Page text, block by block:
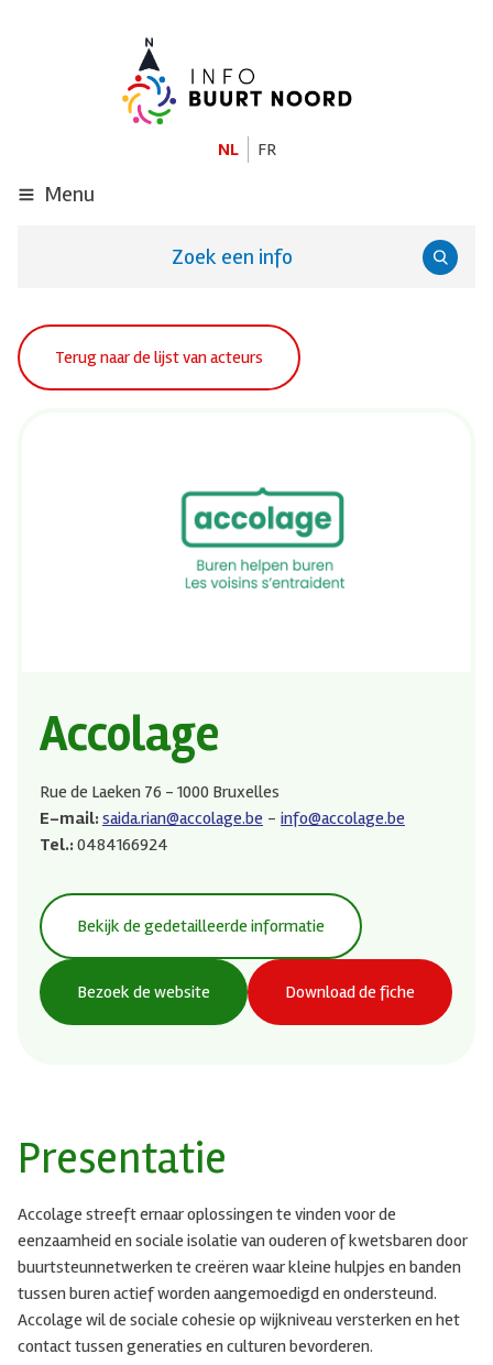
NL FR
Menu
Zoek een info
Terug naar de lijst van acteurs
Accolage
Rue de Laeken 76 - 1000 Bruxelles
E-mail: saida.rian@accolage.be
info@accolage.be
Tel.: 0484166924
Bekijk de gedetailleerde informatie
Bezoek de website Download de fiche
Presentatie
Accolage streeft ernaar oplossingen te vinden voor de
eenzaamheid en sociale isolatie van ouderen of kwetsbaren door
buurtsteunnetwerken te creëren waar kleine hulpjes en banden
tussen buren actief worden aangemoedigd en ondersteund.
Accolage wil de sociale cohesie op wijkniveau versterken en het
contact tussen generaties en culturen bevorderen.